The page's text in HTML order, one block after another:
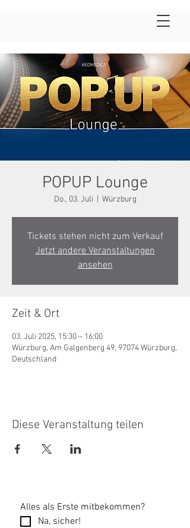
POPUP Lounge
Do., 03. Juli Würzburg
Tickets stehen nicht zum Verkauf
Jetzt andere Veranstaltungen
ansehen
Zeit & Ort
03. Juli 2025, 15:30 – 16:00
Würzburg, Am Galgenberg 49, 97074 Würzburg,
Deutschland
Diese Veranstaltung teilen
Alles als Erste mitbekommen?
Na, sicher!